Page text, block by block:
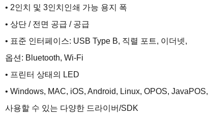
• 2인치 및 3인치 인쇄 가능 용지 폭
• 상단 / 전면 공급 / 공급
• 표준 인터페이스: USB Type B, 직렬 포트, 이더넷,
옵션: Bluetooth, Wi-Fi
• 프린터 상태의 LED
• Windows, MAC, iOS, Android, Linux, OPOS,
사용할 수 있는 다양한 드라이버/SDK